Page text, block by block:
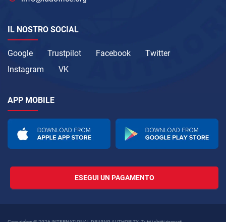
IL NOSTRO SOCIAL
Google Trustpilot Facebook
Twitter
Instagram
VK
APP MOBILE
ESEGUI UN PAGAMENTO